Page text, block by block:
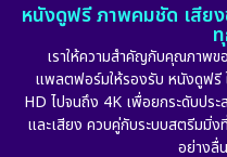
หนังดูฟรี ภาพคมชัด เสีย
เราให้ความสำคัญกับคุณภาพ
แพลตฟอร์มให้รองรับ หนังดูฟรี
HD ไปจนถึง 4K เพื่อยกระดับปร
และเสียง ควบคู่กับระบบสตรีมมิ่ง
อย่างลื่